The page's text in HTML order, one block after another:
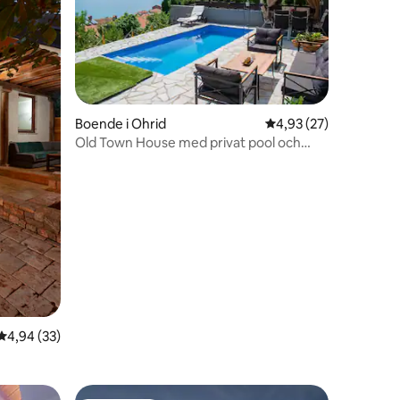
av 5 i genomsnittligt betyg, 33 omdömen
4,94 (33)
Boende i Ohrid 4,93 av 5 i
4,93 (27)
Old Town House med privat pool och